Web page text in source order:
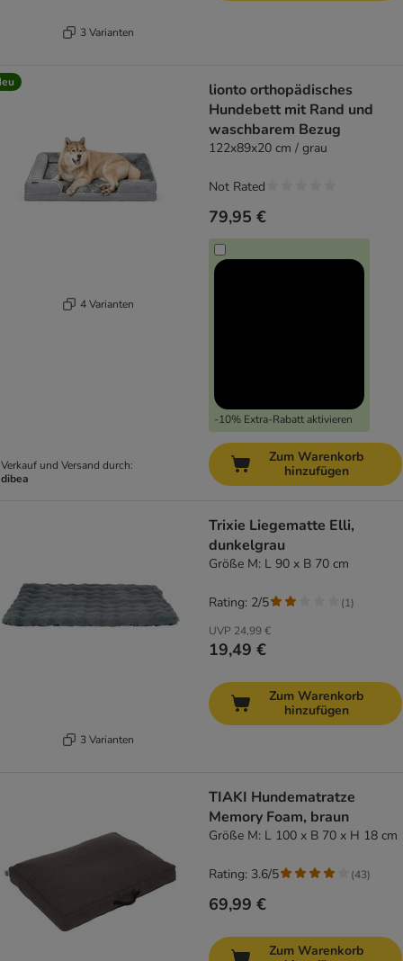
3 Varianten
4 Varianten
Verkauf und Versand durch:
dibea
lionto orthopädisches
Hundebett mit Rand und
waschbarem Bezug
122x89x20 cm / grau
79,95 €
-10% Extra-Rabatt aktivieren
Not Rated
Zum Warenkorb
hinzufügen
3 Varianten
Trixie Liegematte Elli,
dunkelgrau
Größe M: L 90 x B 70 cm
UVP 24,99 €
19,49 €
Rating: 2/5 (1)
Zum Warenkorb
hinzufügen
TIAKI Hundematratze
Memory Foam, braun
Größe M: L 100 x B 70 x H 18 cm
69,99 €
Rating: 3.6/5 (43)
Zum Warenkorb